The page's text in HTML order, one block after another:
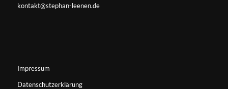
kontakt@stephan-leenen.de
Impressum
Datenschutzerklärung